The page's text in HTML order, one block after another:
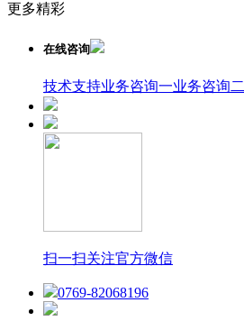
更多精彩
在线咨询
技术支持业务咨询一业务咨询二
扫一扫关注官方微信
0769-82068196